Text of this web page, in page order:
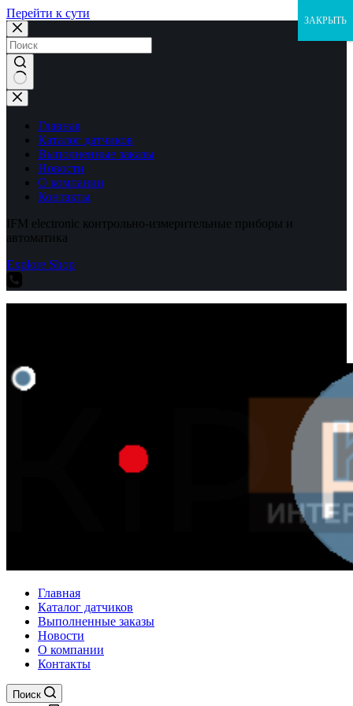
Перейти к сути
Ничего
не
найденоГлавная
Каталог датчиков
Выполненные заказы
Новости
О компании
Контакты
IFM electronic контрольно-измерительные приборы и
автоматика
Explore Shop
Главная
Каталог датчиков
Выполненные заказы
Новости
О компании
Контакты
Поиск
ЗАКРЫТЬ